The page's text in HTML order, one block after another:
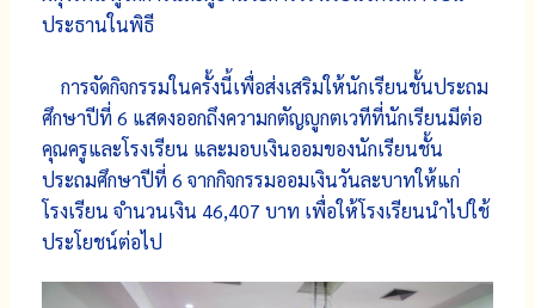
ประธานในพิธี
การจัดกิจกรรมในครั้งนี้เพื่อส่งเสริมให้นักเรียนชั้นประถม
ศึกษาปีที่ 6 แสดงออกถึงความกตัญญูกตเวทีที่นักเรียนมีต่อ
คุณครูและโรงเรียน และมอบเงินออมของนักเรียนชั้น
ประถมศึกษาปีที่ 6 จากกิจกรรมออมเงินวันละบาทให้แก่
โรงเรียน จำนวนเงิน 46,407 บาท เพื่อให้โรงเรียนนำไปใช้
ประโยชน์ต่อไป